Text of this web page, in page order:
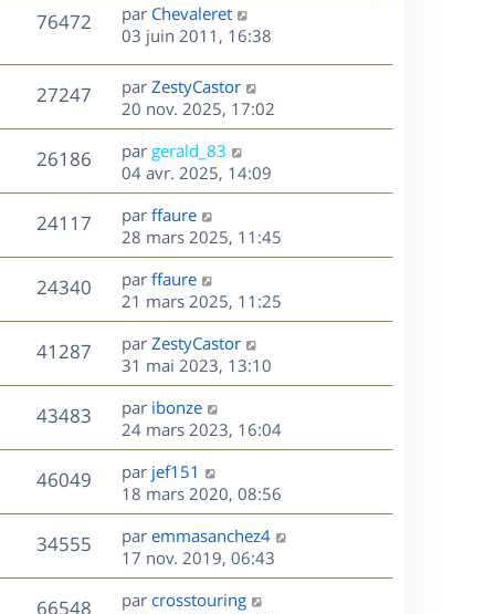
76472V
u
e
D
e
n
i
e
r
m
e
s
s
a
g
e
par Chevaleret
03 juin 2011, 16:38
27247V
u
e
s
D
e
r
n
i
e
r
m
e
s
s
a
g
e
par ZestyCastor
20 nov. 2025, 17:02
26186V
u
s
D
e
r
n
i
e
r
m
e
s
s
a
g
e
par gerald_83
04 avr. 2025, 14:09
24117V
u
s
D
e
r
n
i
e
r
m
e
s
s
a
g
e
par ffaure
28 mars 2025, 11:45
24340V
u
s
D
e
r
n
i
e
r
m
e
s
s
a
g
e
par ffaure
21 mars 2025, 11:25
41287V
u
e
s
D
e
r
n
i
e
r
m
e
s
s
a
g
par ZestyCastor
31 mai 2023, 13:10
43483V
u
D
e
r
n
i
e
r
m
e
s
par ibonze
24 mars 2023, 16:04
46049V
u
s
D
e
r
n
i
e
r
par jef151
18 mars 2020, 08:56
34555V
u
D
e
r
n
par emmasanchez4
17 nov. 2019, 06:43
66548V
D
par crosstouring